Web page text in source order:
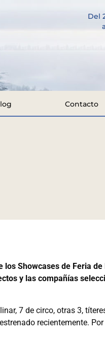
Del
Contacto
Showcases de Feria de
y las compañías
7 de circo, otras 3,
recientemente.